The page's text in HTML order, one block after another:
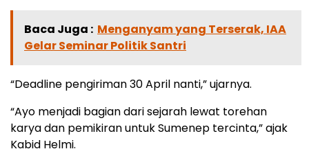
Baca Juga : Menganyam yang Terserak, IAA
Gelar Seminar Politik Santri
“Deadline pengiriman 30 April nanti,” ujarnya.
“Ayo menjadi bagian dari sejarah lewat torehan
karya dan pemikiran untuk Sumenep tercinta,” ajak
Kabid Helmi.